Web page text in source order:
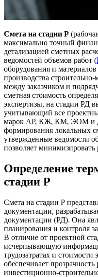
Смета на стадии Р
максимально точный
детализацией сметных
ведомостей объемов работ (
оборудования и
производства
между заказчиком и
сметная стоимость
экспертизы, на стадии РД
учитывающий все
марок АР, КЖ, КМ, ЭОМ и
формирования локальных
утвержденные ведомости
позволяет
Определение
стадии Р
Смета на стадии Р
документации,
документации (РД). Она
планирования и контроля
В отличие от проектной
исчерпывающую
трудозатратах и
обеспечивает
инвестиционно-